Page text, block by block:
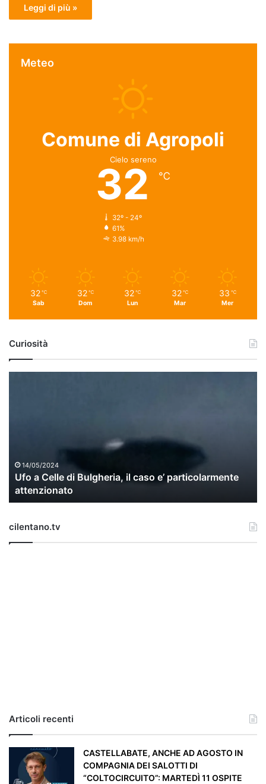
Leggi di più »
Meteo
Comune di Agropoli
Cielo sereno
32 ℃
32º - 24º
61%
3.98 km/h
32 ℃
Sab
32 ℃
Dom
32 ℃
Lun
32 ℃
Mar
33 ℃
Mer
Curiosità
i
u
l
e
p
14/05/2024
Ufo a Celle di Bulgheria, il caso e’ particolarmente
attenzionato
cilentano.tv
Articoli recenti
CASTELLABATE, ANCHE AD AGOSTO IN
COMPAGNIA DEI SALOTTI DI
“COLTOCIRCUITO”: MARTEDÌ 11 OSPITE